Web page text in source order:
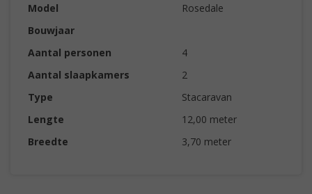
Model
Rosedale
Bouwjaar
Aantal personen
4
Aantal slaapkamers
2
Type
Stacaravan
Lengte
12,00 meter
Breedte
3,70 meter